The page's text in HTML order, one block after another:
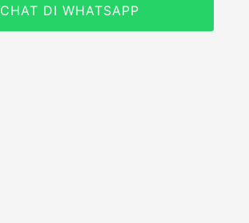
CHAT DI WHATSAPP